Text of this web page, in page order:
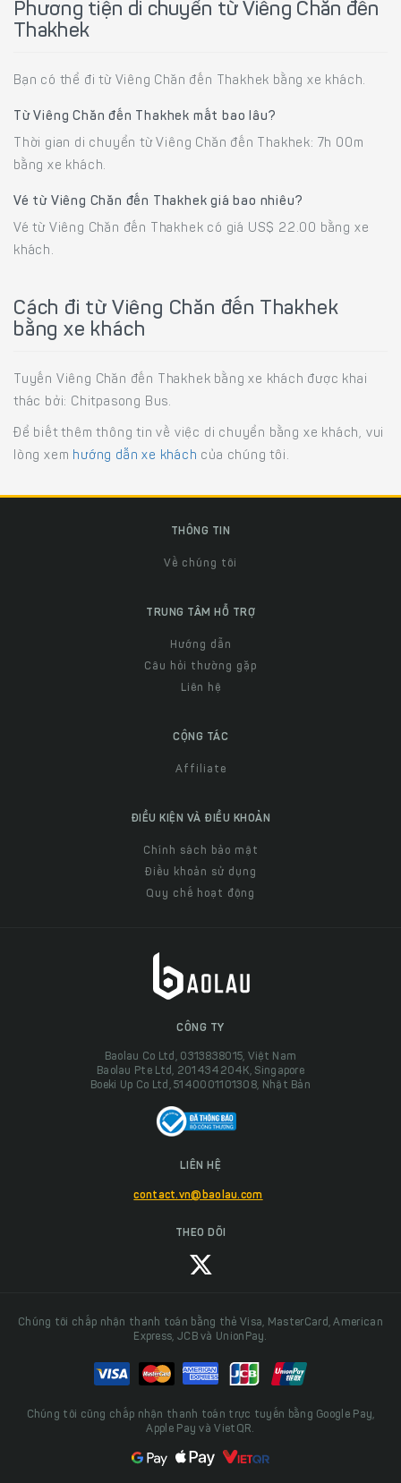
Phương tiện di chuyển từ Viêng Chăn đến
Thakhek
Bạn có thể đi từ Viêng Chăn đến Thakhek bằng xe khách.
Từ Viêng Chăn đến Thakhek mất bao lâu?
Thời gian di chuyển từ Viêng Chăn đến Thakhek: 7h 00m
bằng xe khách.
Vé từ Viêng Chăn đến Thakhek giá bao nhiêu?
Vé từ Viêng Chăn đến Thakhek có giá US$ 22.00 bằng xe
khách.
Cách đi từ Viêng Chăn đến Thakhek
bằng xe khách
Tuyến Viêng Chăn đến Thakhek bằng xe khách được khai
thác bởi: Chitpasong Bus.
Để biết thêm thông tin về việc di chuyển bằng xe khách, vui
lòng xem hướng dẫn xe khách của chúng tôi.
THÔNG TIN
Về chúng tôi
TRUNG TÂM HỖ TRỢ
Hướng dẫn
Câu hỏi thường gặp
Liên hệ
CỘNG TÁC
Affiliate
ĐIỀU KIỆN VÀ ĐIỀU KHOẢN
Chính sách bảo mật
Điều khoản sử dụng
Quy chế hoạt động
CÔNG TY
Baolau Co Ltd, 0313838015, Việt Nam
Baolau Pte Ltd, 201434204K, Singapore
Boeki Up Co Ltd, 5140001101308, Nhật Bản
LIÊN HỆ
contact.vn@baolau.com
THEO DÕI
Chúng tôi chấp nhận thanh toán bằng thẻ Visa, MasterCard, American
Express, JCB và UnionPay.
Chúng tôi cũng chấp nhận thanh toán trực tuyến bằng Google Pay,
Apple Pay và VietQR.